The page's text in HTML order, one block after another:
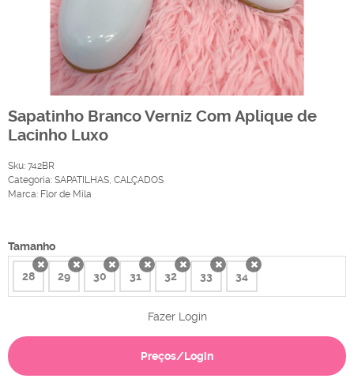
Sapatinho Branco Verniz Com Aplique de
Lacinho Luxo
Sku: 742BR
Categoria: SAPATILHAS, CALÇADOS
Marca: Flor de Mila
Tamanho
28x 29x 30x 31x 32x 33x 34x
Fazer Login
Preços/Login